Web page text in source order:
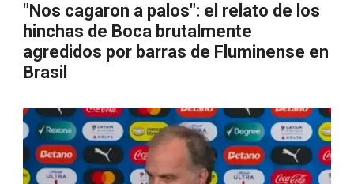
"Nos cagaron a palos": el relato de los
hinchas de Boca brutalmente
agredidos por barras de Fluminense en
Brasil